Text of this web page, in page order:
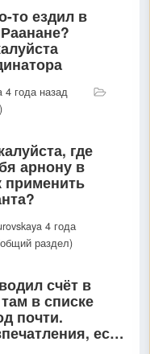
то ездил в
4 года назад
где
арнону в
применить
4 года
раздел)
счёт в
в списке
почти.
если